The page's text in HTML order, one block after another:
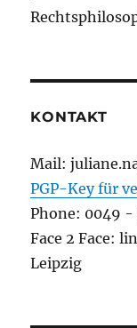
KONTAKT
Mail:
PGP-Key für
Phone: 0049 -
Face 2 Face:
Leipzig